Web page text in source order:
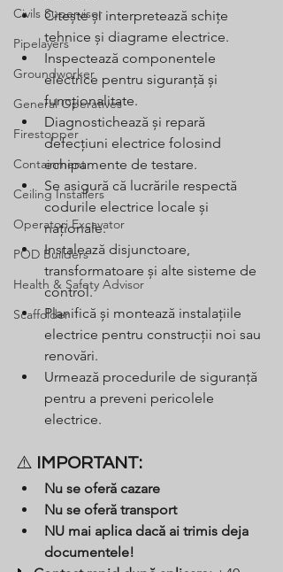
Civils Supervisor
Pipelayers
Groundworker
General Operatives
Firestopper
Containment
Ceiling Installers
Operatori Excavator
POD Builders
Health & Safety Advisor
Scaffolder
Citește și interpretează schițe
tehnice și diagrame electrice.
Inspectează componentele
electrice pentru siguranță și
funcționalitate.
Diagnostichează și repară
defecțiuni electrice folosind
echipamente de testare.
Se asigură că lucrările respectă
codurile electrice locale și
naționale.
Instalează disjunctoare,
transformatoare și alte sisteme de
control.
Planifică și montează instalațiile
electrice pentru construcții noi sau
renovări.
Urmează procedurile de siguranță
pentru a preveni pericolele
electrice.
⚠️ IMPORTANT:
Nu se oferă cazare
Nu se oferă transport
NU mai aplica dacă ai trimis deja
documentele!